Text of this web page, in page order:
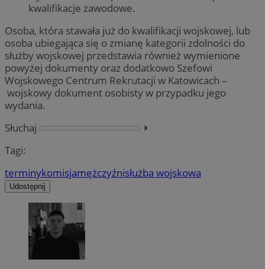
kwalifikacje zawodowe.
Osoba, która stawała już do kwalifikacji wojskowej, lub
osoba ubiegająca się o zmianę kategorii zdolności do
służby wojskowej przedstawia również wymienione
powyżej dokumenty oraz dodatkowo Szefowi
Wojskowego Centrum Rekrutacji w Katowicach –
wojskowy dokument osobisty w przypadku jego
wydania.
Słuchaj
⏵︎
Tagi:
terminykomisjamężczyźnisłużba wojskowa
Udostępnij